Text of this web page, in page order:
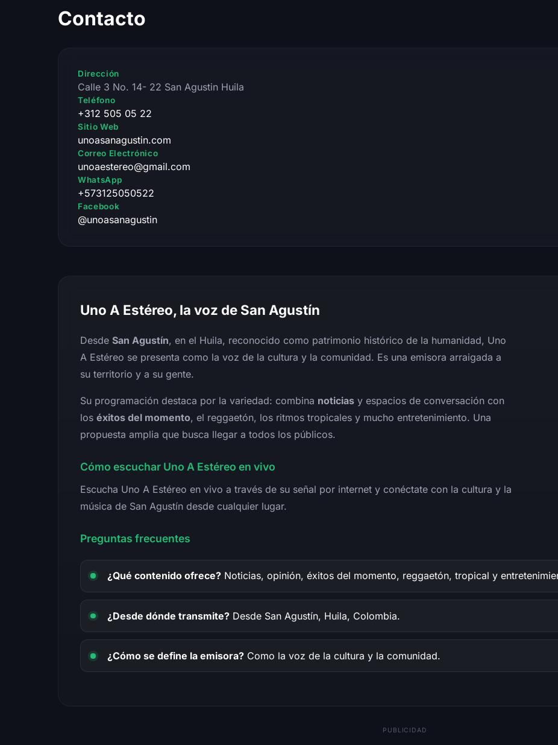
Contacto
Dirección
Calle 3 No. 14- 22 San Agustin Huila
Teléfono
+312 505 05 22
Sitio Web
unoasanagustin.com
Correo Electrónico
unoaestereo@gmail.com
WhatsApp
+573125050522
Facebook
@unoasanagustin
Uno A Estéreo, la voz de San Agustín
Desde San Agustín, en el Huila, reconocido como patrimonio histórico de la humanidad, Uno
A Estéreo se presenta como la voz de la cultura y la comunidad. Es una emisora arraigada a
su territorio y a su gente.
Su programación destaca por la variedad: combina noticias y espacios de conversación con
los éxitos del momento, el reggaetón, los ritmos tropicales y mucho entretenimiento. Una
propuesta amplia que busca llegar a todos los públicos.
Cómo escuchar Uno A Estéreo en vivo
Escucha Uno A Estéreo en vivo a través de su señal por internet y conéctate con la cultura y la
música de San Agustín desde cualquier lugar.
Preguntas frecuentes
¿Qué contenido ofrece? Noticias, opinión, éxitos del momento, reggaetón, tropical y
¿Desde dónde transmite? Desde San Agustín, Huila, Colombia.
¿Cómo se define la emisora? Como la voz de la cultura y la comunidad.
PUBLICIDAD